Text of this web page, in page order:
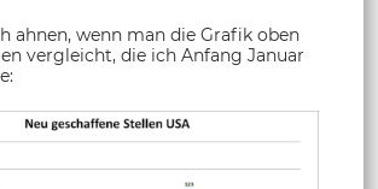
ahnen, wenn man die Grafik oben
vergleicht, die ich Anfang Januar